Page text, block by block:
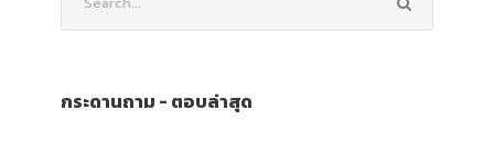
กระดานถาม - ตอบล่าสุด